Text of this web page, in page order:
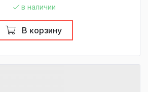
в наличии
В корзину